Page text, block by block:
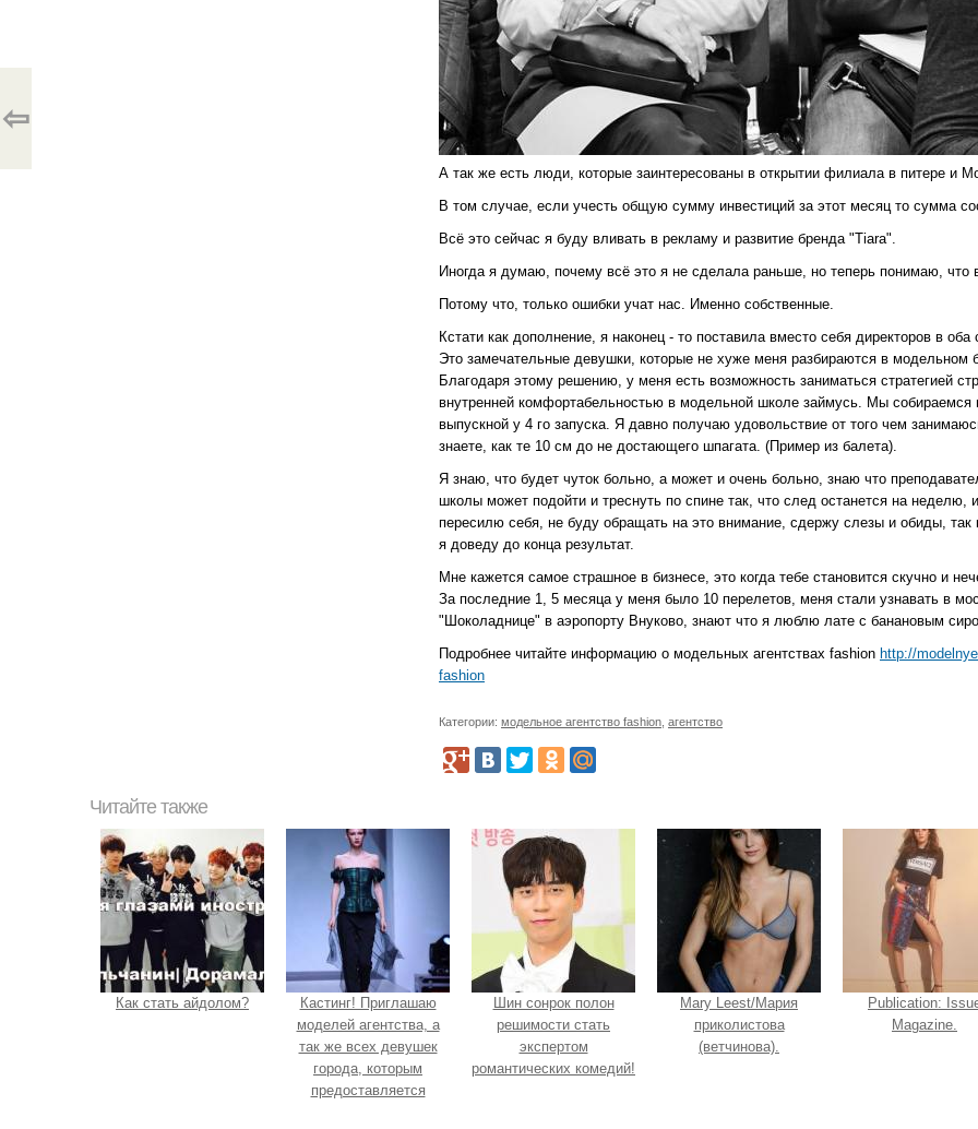
А так же есть люди, которые заинтересованы в открытии филиала в питере и
В том случае, если учесть общую сумму инвестиций за этот месяц то сумма
Всё это сейчас я буду вливать в рекламу и развитие бренда "Tiara".
Иногда я думаю, почему всё это я не сделала раньше, но теперь понимаю, что
Потому что, только ошибки учат нас. Именно собственные.
Кстати как дополнение, я наконец - то поставила вместо себя директоров в
Это замечательные девушки, которые не хуже меня разбираются в модельном
Благодаря этому решению, у меня есть возможность заниматься стратегией
внутренней комфортабельностью в модельной школе займусь. Мы собираемся
выпускной у 4 го запуска. Я давно получаю удовольствие от того чем
знаете, как те 10 см до не достающего шпагата. (Пример из балета).
Я знаю, что будет чуток больно, а может и очень больно, знаю что
школы может подойти и треснуть по спине так, что след останется на
пересилю себя, не буду обращать на это внимание, сдержу слезы и обиды,
я доведу до конца результат.
Мне кажется самое страшное в бизнесе, это когда тебе становится скучно и
За последние 1, 5 месяца у меня было 10 перелетов, меня стали узнавать в
"Шоколаднице" в аэропорту Внуково, знают что я люблю лате с банановым
Подробнее читайте информацию о модельных агентствах fashion http://
fashion
Категории: модельное агентство fashion агентство
⇦
Читайте также
Как стать айдолом?
Кастинг! Приглашаю
моделей агентства, а
так же всех девушек
города, которым
предоставляется
Шин сонрок полон
решимости стать
экспертом
романтических комедий!
Mary Leest/Мария
приколистова
(ветчинова).
Publication:
Magazine.